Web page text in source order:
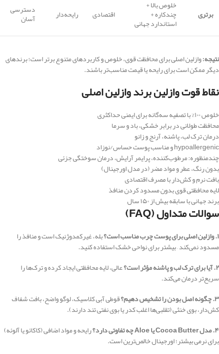
برتری
خلوص بالا +
چندکاره +
استاندارد جهانی
اقتصادی رایحه‌دار دسترسی
آسان
نتیجه:وازلین اصلی برای محافظت قوی، خلوص و کاربردهای متنوع برتر است؛ برندهای
دیگر ممکن است برای رایحه یا قیمت مناسب‌تر باشند.
نقاط قوت وازلین برند وازلین اصلی
خلوص ۱۰۰% با تصفیه سه‌گانه برای ایمنی حداکثری
محافظت طولانی در برابر خشکی، باد و سرما
درمان ترک لب، پاشنه، آرنج و زانو
hypoallergenic و مناسب پوست حساس/نوزاد
چندمنظوره: مرطوب‌کننده، پرایمر آرایش، درمان سوختگی جزئی
بدون رنگ، عطر و مواد مضر (در مدل اورجینال)
بافت نرم و کش‌دار با مصرف اقتصادی
لایه محافظتی قوی بدون مسدود کردن منافذ
برند جهانی با سابقه بیش از ۱۵۰ سال
سوالات متداول (FAQ)
۱. وازلین اصلی برای پوست چرب مناسب است؟ بله، غیرکمدوژنیک است و منافذ را
مسدود نمی‌کند – بیشتر برای نواحی خشک استفاده کنید.
۲. آیا برای ترک لب و پاشنه مؤثر است؟
عالی، لایه محافظتی ایجاد کرده و ترک‌ها را
سریع‌تر درمان می‌کند.
۳. چگونه اصل بودن را تشخیص دهیم؟
قوطی آبی کلاسیک، لوگو واضح، بافت شفاف
کش‌دار، بوی خنثی (تقلبی‌ها اغلب کدر یا بوی نفتی تند دارند).
۴. مدل Cocoa Butter یا Aloe چه تفاوتی دارد؟
رایحه و مواد اضافی (کاکائو یا آلوئه)
برای نرمی بیشتر؛ اورجینال خالص‌ترین است.